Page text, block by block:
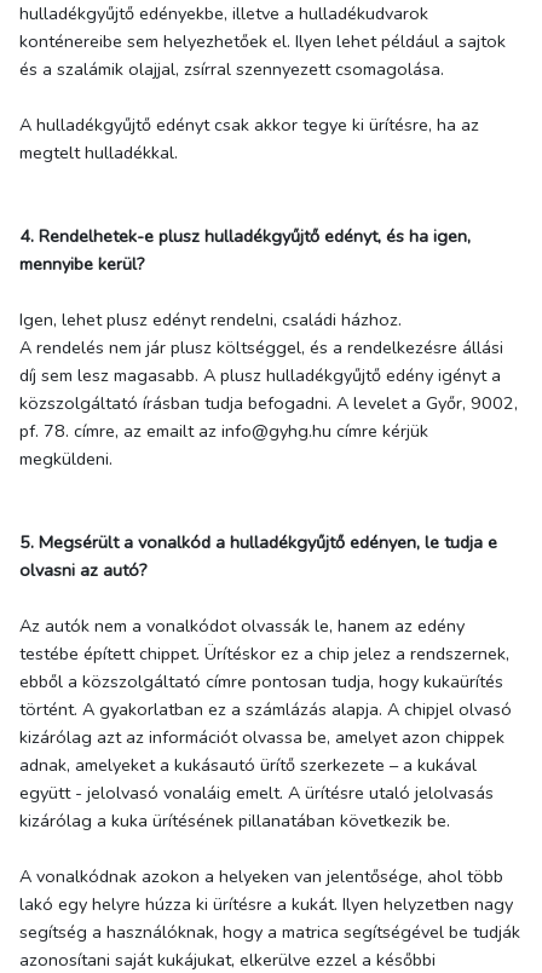
hulladékgyűjtő edényekbe, illetve a hulladékudvarok
konténereibe sem helyezhetőek el. Ilyen lehet például a sajtok
és a szalámik olajjal, zsírral szennyezett csomagolása.
A hulladékgyűjtő edényt csak akkor tegye ki ürítésre, ha az
megtelt hulladékkal.
4. Rendelhetek-e plusz hulladékgyűjtő edényt, és ha igen,
mennyibe kerül?
Igen, lehet plusz edényt rendelni, családi házhoz.
A rendelés nem jár plusz költséggel, és a rendelkezésre állási
díj sem lesz magasabb. A plusz hulladékgyűjtő edény igényt a
közszolgáltató írásban tudja befogadni. A levelet a Győr, 9002,
pf. 78. címre, az emailt az info@gyhg.hu címre kérjük
megküldeni.
5. Megsérült a vonalkód a hulladékgyűjtő edényen, le tudja e
olvasni az autó?
Az autók nem a vonalkódot olvassák le, hanem az edény
testébe épített chippet. Ürítéskor ez a chip jelez a rendszernek,
ebből a közszolgáltató címre pontosan tudja, hogy kukaürítés
történt. A gyakorlatban ez a számlázás alapja. A chipjel olvasó
kizárólag azt az információt olvassa be, amelyet azon chippek
adnak, amelyeket a kukásautó ürítő szerkezete – a kukával
együtt - jelolvasó vonaláig emelt. A ürítésre utaló jelolvasás
kizárólag a kuka ürítésének pillanatában következik be.
A vonalkódnak azokon a helyeken van jelentősége, ahol több
lakó egy helyre húzza ki ürítésre a kukát. Ilyen helyzetben nagy
segítség a használóknak, hogy a matrica segítségével be tudják
azonosítani saját kukájukat, elkerülve ezzel a későbbi